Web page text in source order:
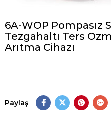
6A-WOP Pompasız
Tezgahaltı Ters
Arıtma Cihazı
Paylaş